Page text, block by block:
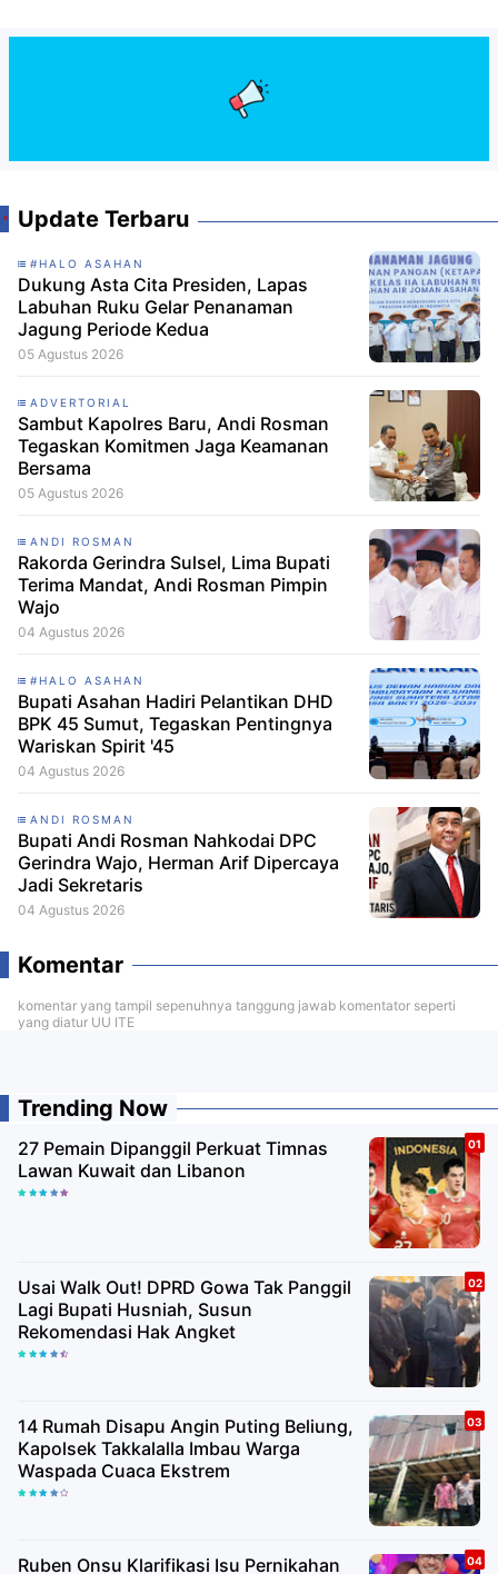
Update Terbaru
#HALO ASAHAN
Dukung Asta Cita Presiden, Lapas
Labuhan Ruku Gelar Penanaman
Jagung Periode Kedua
05 Agustus 2026
ADVERTORIAL
Sambut Kapolres Baru, Andi Rosman
Tegaskan Komitmen Jaga Keamanan
Bersama
05 Agustus 2026
ANDI ROSMAN
Rakorda Gerindra Sulsel, Lima Bupati
Terima Mandat, Andi Rosman Pimpin
Wajo
04 Agustus 2026
#HALO ASAHAN
Bupati Asahan Hadiri Pelantikan DHD
BPK 45 Sumut, Tegaskan Pentingnya
Wariskan Spirit '45
04 Agustus 2026
ANDI ROSMAN
Bupati Andi Rosman Nahkodai DPC
Gerindra Wajo, Herman Arif Dipercaya
Jadi Sekretaris
04 Agustus 2026
Komentar
komentar yang tampil sepenuhnya tanggung jawab komentator seperti
yang diatur UU ITE
Trending Now
27 Pemain Dipanggil Perkuat Timnas
Lawan Kuwait dan Libanon
Usai Walk Out! DPRD Gowa Tak Panggil
Lagi Bupati Husniah, Susun
Rekomendasi Hak Angket
14 Rumah Disapu Angin Puting Beliung,
Kapolsek Takkalalla Imbau Warga
Waspada Cuaca Ekstrem
Ruben Onsu Klarifikasi Isu Pernikahan